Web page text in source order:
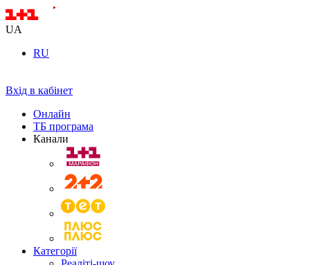
UA
RU
Вхід в кабінет
Онлайн
ТБ програма
Канали
Категорії